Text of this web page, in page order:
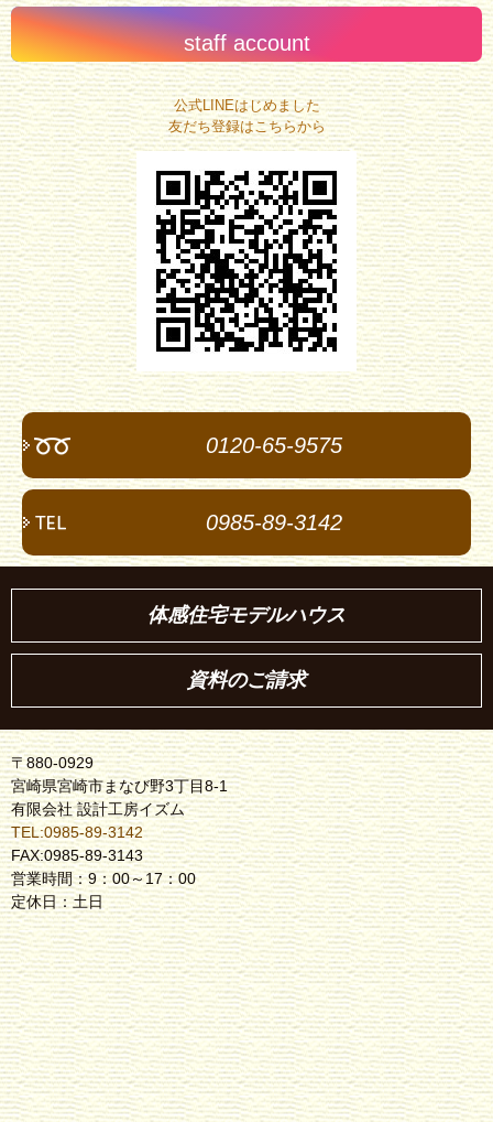
staff account
公式LINEはじめました
友だち登録はこちらから
0120-65-9575
0985-89-3142
体感住宅モデルハウス
資料のご請求
〒880-0929
宮崎県宮崎市まなび野3丁目8-1
有限会社 設計工房イズム
TEL:0985-89-3142
FAX:0985-89-3143
営業時間：9：00～17：00
定休日：土日